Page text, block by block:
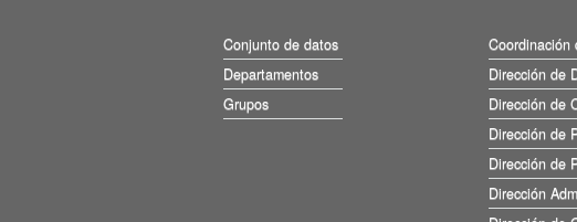
Conjunto de datos
Departamentos
Grupos
Coordinación
Dirección de
Dirección de
Dirección de
Dirección de
Dirección